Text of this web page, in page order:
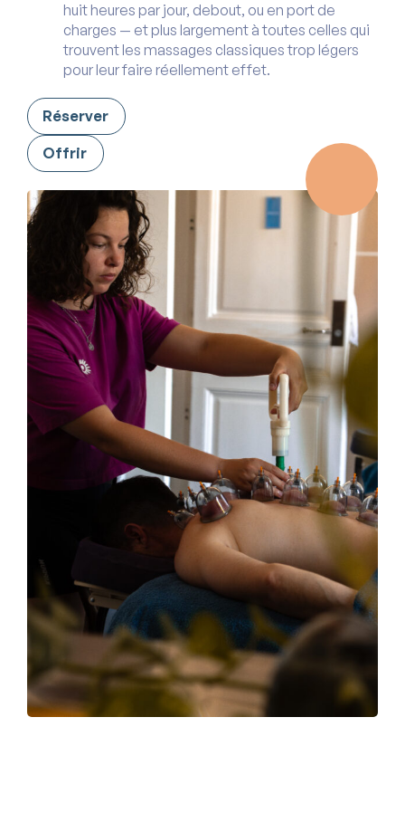
huit heures par jour, debout, ou en port de
charges — et plus largement à toutes celles qui
trouvent les massages classiques trop légers
pour leur faire réellement effet.
Réserver
Offrir